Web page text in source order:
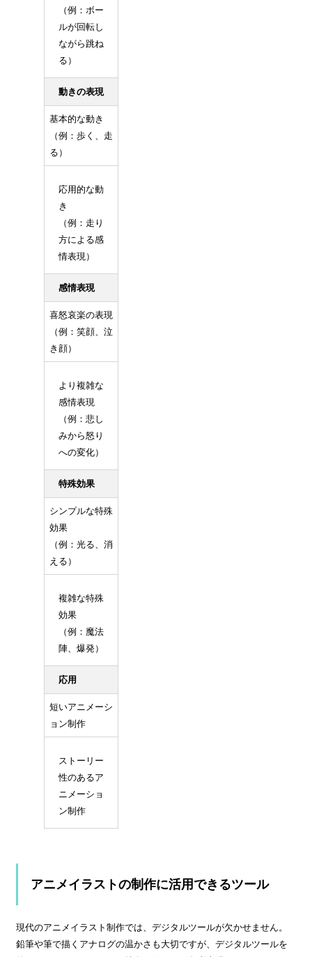
（例：ボー
ルが回転し
ながら跳ね
る）
動きの表現
基本的な動き
（例：歩く、走
る）
応用的な動
き
（例：走り
方による感
情表現）
感情表現
喜怒哀楽の表現
（例：笑顔、泣
き顔）
より複雑な
感情表現
（例：悲し
みから怒り
への変化）
特殊効果
シンプルな特殊
効果
（例：光る、消
える）
複雑な特殊
効果
（例：魔法
陣、爆発）
応用
短いアニメーシ
ョン制作
ストーリー
性のあるア
ニメーショ
ン制作
アニメイラストの制作に活用できるツール
現代のアニメイラスト制作では、デジタルツールが欠かせません。
鉛筆や筆で描くアナログの温かさも大切ですが、デジタルツールを